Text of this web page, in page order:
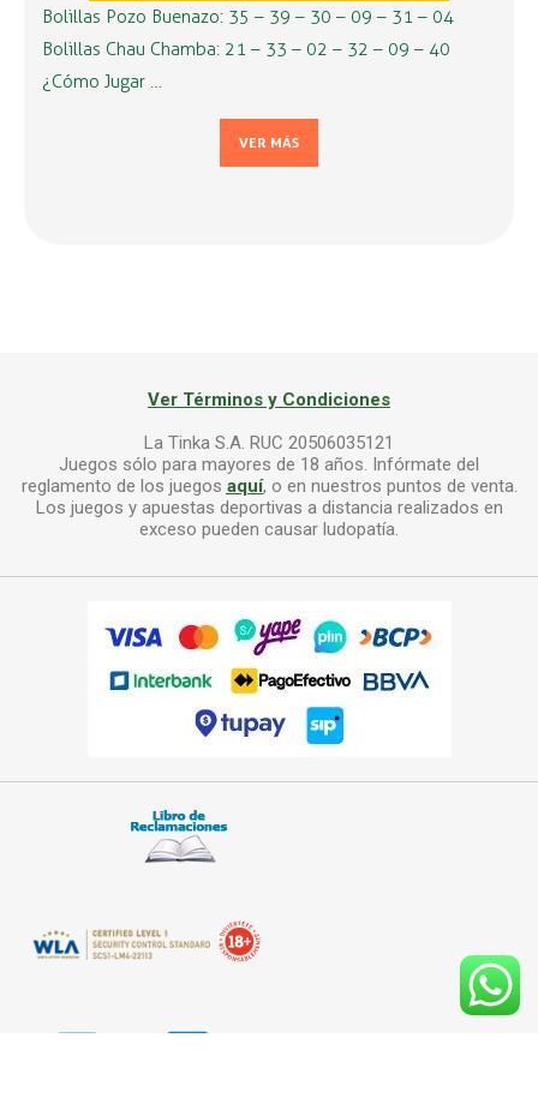
Bolillas Pozo Buenazo: 35 – 39 – 30 – 09 – 31 – 04
Bolillas Chau Chamba: 21 – 33 – 02 – 32 – 09 – 40
¿Cómo Jugar …
VER MÁS
Ver Términos y Condiciones
La Tinka S.A. RUC 20506035121
Juegos sólo para mayores de 18 años. Infórmate del
reglamento de los juegos aquí, o en nuestros puntos de venta.
Los juegos y apuestas deportivas a distancia realizados en
exceso pueden causar ludopatía.